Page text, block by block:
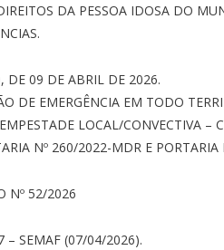
DA PESSOA IDOSA DO
DE 09 DE ABRIL DE 2026.
DE EMERGÊNCIA EM TODO
LOCAL/CONVECTIVA –
Nº 260/2022-MDR E
Nº 52/2026
– SEMAF (07/04/2026).